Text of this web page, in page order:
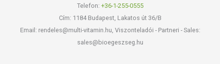
Telefon: +36-1-255-0555
Cím: 1184 Budapest, Lakatos út 36/B
Email: rendeles@multi-vitamin.hu, Viszonteladói - Partneri - Sales:
sales@bioegeszseg.hu